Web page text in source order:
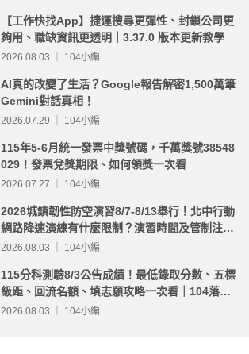
【工作快找App】捷運搜尋更彈性、封鎖公司更
夠用、職缺資訊更透明｜3.37.0 版本更新教學
2026.08.03 ｜ 104小編
AI真的改變了生活？Google報告解密1,500萬筆
Gemini對話真相！
2026.07.29 ｜ 104小編
115年5-6月統一發票中獎號碼，千萬獎號38548
029！發票兌獎期限、如何領獎一次看
2026.07.27 ｜ 104小編
2026城鎮韌性防空演習8/7-8/13舉行！北中行動
網路降速演練有什麼限制？演習時間及管制注意
事項整理
2026.08.03 ｜ 104小編
115分科測驗8/3公告成績！最低錄取分數、五標
級距、回流名額、填志願攻略一次看｜104落點
分析
2026.08.03 ｜ 104小編